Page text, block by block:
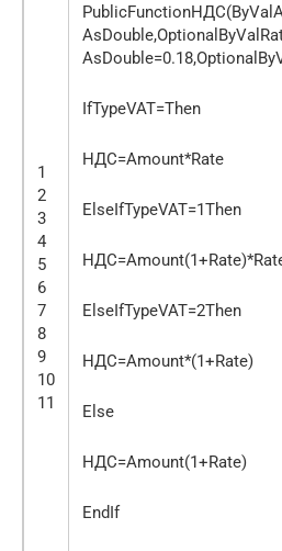
1
2
3
4
5
6
7
8
9
10
11
IfTypeVAT=Then
НДС=Amount*Rate
ElseIfTypeVAT=1Then
ElseIfTypeVAT=2Then
НДС=Amount*(1+Rate)
Else
НДС=Amount(1+Rate)
EndIf